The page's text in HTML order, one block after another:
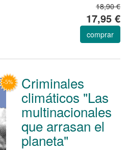
18,90 €
17,95 €
comprar
Criminales
climáticos "Las
multinacionales
que arrasan el
planeta"